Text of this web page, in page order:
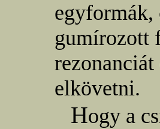
egyformák,
gumírozott
elkövetni.
Hogy a